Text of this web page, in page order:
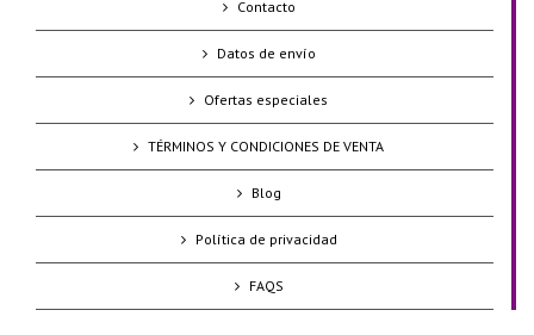
Contacto
Datos de envío
Ofertas especiales
TÉRMINOS Y CONDICIONES DE VENTA
Blog
Política de privacidad
FAQS